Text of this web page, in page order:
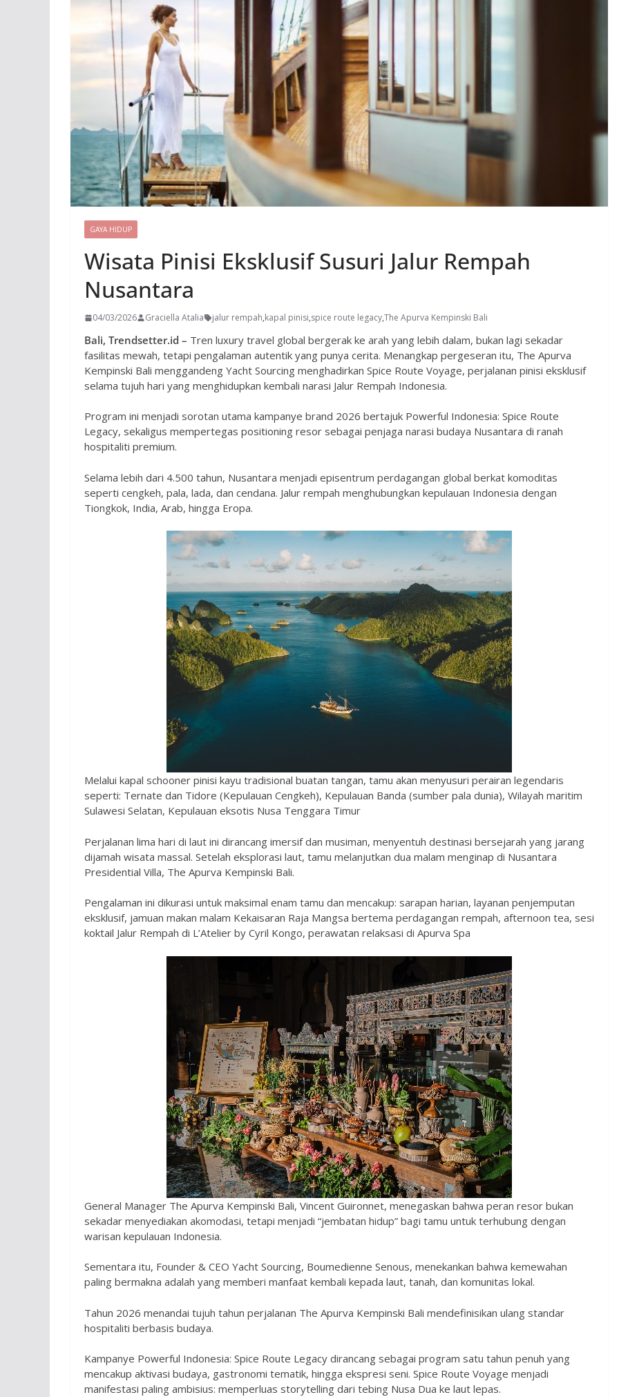
GAYA HIDUP
Wisata Pinisi Eksklusif Susuri Jalur Rempah
Nusantara
04/03/2026 Graciella Atalia jalur rempah,kapal pinisi,spice route legacy,The Apurva Kempinski Bali
Bali, Trendsetter.id – Tren luxury travel global bergerak ke arah yang lebih dalam, bukan lagi sekadar
fasilitas mewah, tetapi pengalaman autentik yang punya cerita. Menangkap pergeseran itu, The Apurva
Kempinski Bali menggandeng Yacht Sourcing menghadirkan Spice Route Voyage, perjalanan pinisi eksklusif
selama tujuh hari yang menghidupkan kembali narasi Jalur Rempah Indonesia.
Program ini menjadi sorotan utama kampanye brand 2026 bertajuk Powerful Indonesia: Spice Route
Legacy, sekaligus mempertegas positioning resor sebagai penjaga narasi budaya Nusantara di ranah
hospitaliti premium.
Selama lebih dari 4.500 tahun, Nusantara menjadi episentrum perdagangan global berkat komoditas
seperti cengkeh, pala, lada, dan cendana. Jalur rempah menghubungkan kepulauan Indonesia dengan
Tiongkok, India, Arab, hingga Eropa.
Melalui kapal schooner pinisi kayu tradisional buatan tangan, tamu akan menyusuri perairan legendaris
seperti: Ternate dan Tidore (Kepulauan Cengkeh), Kepulauan Banda (sumber pala dunia), Wilayah maritim
Sulawesi Selatan, Kepulauan eksotis Nusa Tenggara Timur
Perjalanan lima hari di laut ini dirancang imersif dan musiman, menyentuh destinasi bersejarah yang jarang
dijamah wisata massal. Setelah eksplorasi laut, tamu melanjutkan dua malam menginap di Nusantara
Presidential Villa, The Apurva Kempinski Bali.
Pengalaman ini dikurasi untuk maksimal enam tamu dan mencakup: sarapan harian, layanan penjemputan
eksklusif, jamuan makan malam Kekaisaran Raja Mangsa bertema perdagangan rempah, afternoon tea, sesi
koktail Jalur Rempah di L’Atelier by Cyril Kongo, perawatan relaksasi di Apurva Spa
General Manager The Apurva Kempinski Bali, Vincent Guironnet, menegaskan bahwa peran resor bukan
sekadar menyediakan akomodasi, tetapi menjadi “jembatan hidup” bagi tamu untuk terhubung dengan
warisan kepulauan Indonesia.
Sementara itu, Founder & CEO Yacht Sourcing, Boumedienne Senous, menekankan bahwa kemewahan
paling bermakna adalah yang memberi manfaat kembali kepada laut, tanah, dan komunitas lokal.
Tahun 2026 menandai tujuh tahun perjalanan The Apurva Kempinski Bali mendefinisikan ulang standar
hospitaliti berbasis budaya.
Kampanye Powerful Indonesia: Spice Route Legacy dirancang sebagai program satu tahun penuh yang
mencakup aktivasi budaya, gastronomi tematik, hingga ekspresi seni. Spice Route Voyage menjadi
manifestasi paling ambisius: memperluas storytelling dari tebing Nusa Dua ke laut lepas.